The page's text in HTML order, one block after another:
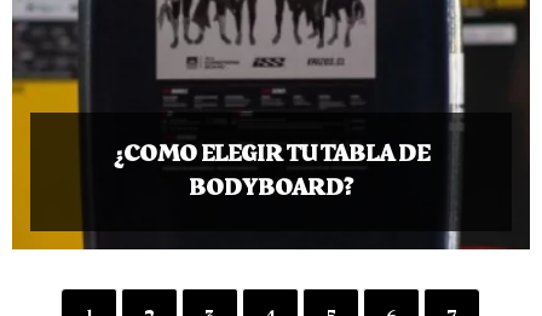
¿COMO ELEGIR TU TABLA DE
BODYBOARD?